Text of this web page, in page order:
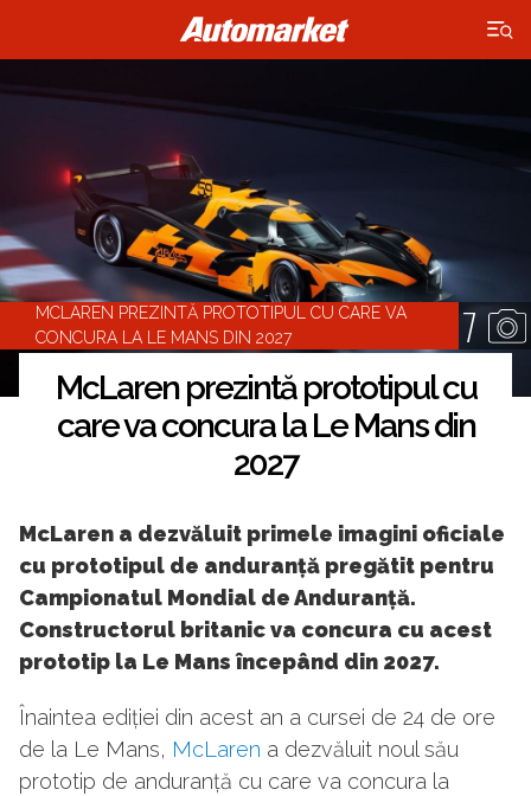
×
MCLAREN PREZINTĂ PROTOTIPUL CU CARE VA
CONCURA LA LE MANS DIN 2027
7
McLaren prezintă prototipul cu
care va concura la Le Mans din
2027
McLaren a dezvăluit primele imagini oficiale
cu prototipul de anduranță pregătit pentru
Campionatul Mondial de Anduranță.
Constructorul britanic va concura cu acest
prototip la Le Mans începând din 2027.
Înaintea ediției din acest an a cursei de 24 de ore
de la Le Mans, McLaren a dezvăluit noul său
prototip de anduranță cu care va concura la